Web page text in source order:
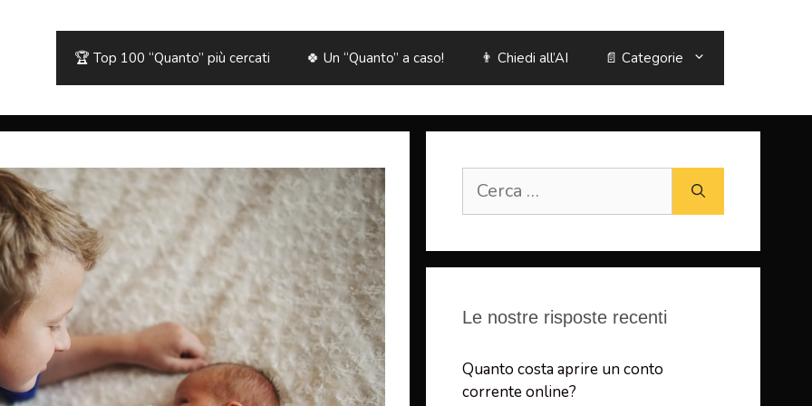
🏆 Top 100 “Quanto” più cercati 🍀 Un “Quanto” a caso! 👨 Chiedi all’AI 📄 Categorie
per:
Le nostre risposte recenti
Quanto costa aprire un conto
corrente online?